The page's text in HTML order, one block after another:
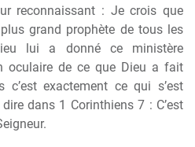
reconnaissant : Je crois que
grand prophète de tous les
lui a donné ce ministère
oculaire de ce que Dieu a fait
exactement ce qui s’est
dans 1 Corinthiens 7 : C’est